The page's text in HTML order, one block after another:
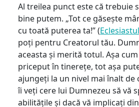
Al treilea punct este că trebuie
bine putem. „Tot ce găsește
cu toată puterea ta!” (
poți pentru Creatorul tău.
aceasta și merită totul. Așa
priceput în tinerețe, tot așa
ajungeți la un nivel mai înalt de
îi veți cere lui Dumnezeu să vă
abilitățile și dacă vă implicați